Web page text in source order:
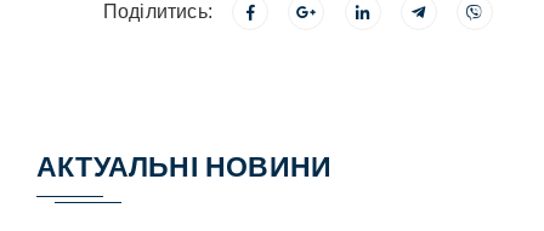
Поділитись:
АКТУАЛЬНІ НОВИНИ